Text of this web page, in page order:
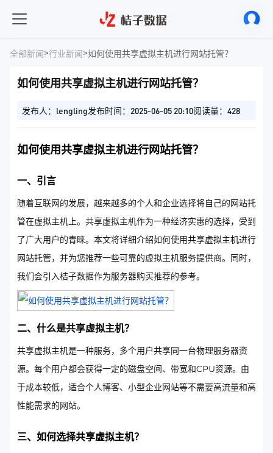
全部新闻>行业新闻>如何使用共享虚拟主机进行网站托管？
如何使用共享虚拟主机进行网站托管？
发布人：lengling发布时间：2025-06-05 20:10阅读量：428
如何使用共享虚拟主机进行网站托管？
一、引言
随着互联网的发展，越来越多的个人和企业选择将自己的网站托
管在虚拟主机上。共享虚拟主机作为一种经济实惠的选择，受到
了广大用户的青睐。本文将详细介绍如何使用共享虚拟主机进行
网站托管，并为您推荐一些可靠的虚拟主机服务提供商。同时，
我们会引入桔子数据作为服务器购买推荐的参考。
二、什么是共享虚拟主机？
共享虚拟主机是一种服务，多个用户共享同一台物理服务器资
源。每个用户都会获得一定的磁盘空间、带宽和CPU资源。由
于成本较低，适合个人博客、小型企业网站等不需要高流量和高
性能需求的网站。
三、如何选择共享虚拟主机？